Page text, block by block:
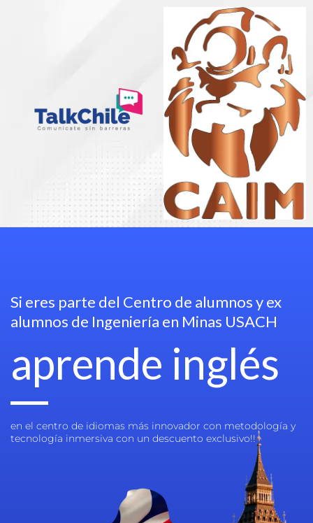
Si eres parte del Centro de alumnos y ex
alumnos de Ingeniería en Minas USACH
aprende inglés
en el centro de idiomas más innovador con metodología y
tecnología inmersiva con un descuento exclusivo!!